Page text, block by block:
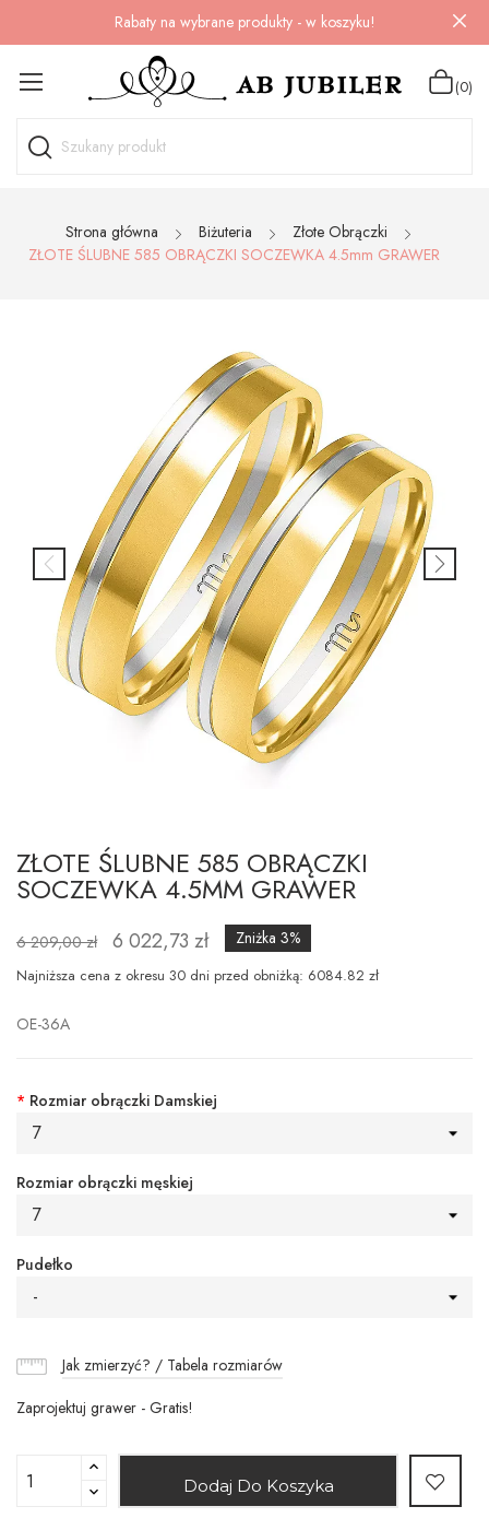
Rabaty na wybrane produkty - w koszyku!
(0)
Strona główna Biżuteria
Złote Obrączki
ZŁOTE ŚLUBNE 585 OBRĄCZKI SOCZEWKA 4.5mm GRAWER
ZŁOTE ŚLUBNE 585 OBRĄCZKI
SOCZEWKA 4.5MM GRAWER
6 209,00 zł 6 022,73 zł Zniżka 3%
Najniższa cena z okresu 30 dni przed obniżką: 6084.82 zł
OE-36A
* Rozmiar obrączki Damskiej
7
Rozmiar obrączki męskiej
7
Pudełko
-
Jak zmierzyć? / Tabela rozmiarów
Zaprojektuj grawer - Gratis!
Dodaj Do Koszyka